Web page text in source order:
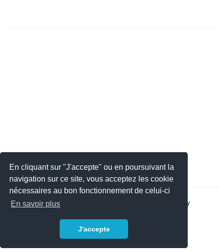
En cliquant sur "J'accepte" ou en poursuivant la
navigation sur ce site, vous acceptez les cookie
nécessaires au bon fonctionnement de celui-ci
En savoir plus
J'accepte
2026 © JSYS | Privacy policy